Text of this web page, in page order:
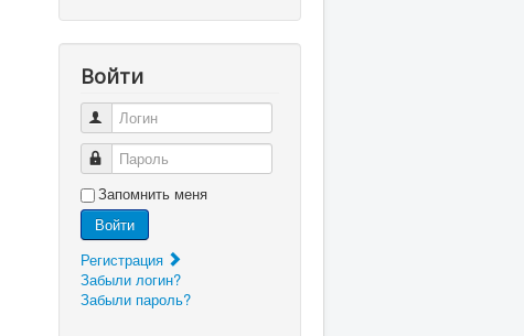
Войти
Логин
Пароль
Запомнить меня
Войти
Регистрация
Забыли логин?
Забыли пароль?